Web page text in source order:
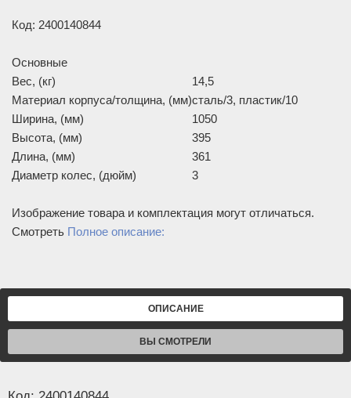
Код: 2400140844
Основные
Вес, (кг)
14,5
Материал корпуса/толщина, (мм)сталь/3, пластик/10
Ширина, (мм)
1050
Высота, (мм)
395
Длина, (мм)
361
Диаметр колес, (дюйм)
3
Изображение товара и комплектация могут отличаться.
Смотреть Полное описание:
ОПИСАНИЕ
ВЫ СМОТРЕЛИ